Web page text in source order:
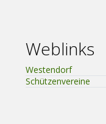
Weblinks
Westendorf
Schützenvereine